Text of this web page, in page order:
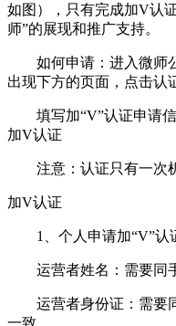
如图），只有完成加V认
师”的展现和推广支持。
如何申请：进入微师
出现下方的页面，点击认
填写加“V”认证申请
加V认证
注意：认证只有一次
加V认证
1、个人申请加“V”认
运营者姓名：需要同
运营者身份证：需要
一致